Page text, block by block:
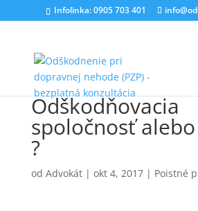
Infolinka: 0905 703 401
Odškodňovacia
spoločnosť
?
od Advokát| okt 4, 2017| Poistné